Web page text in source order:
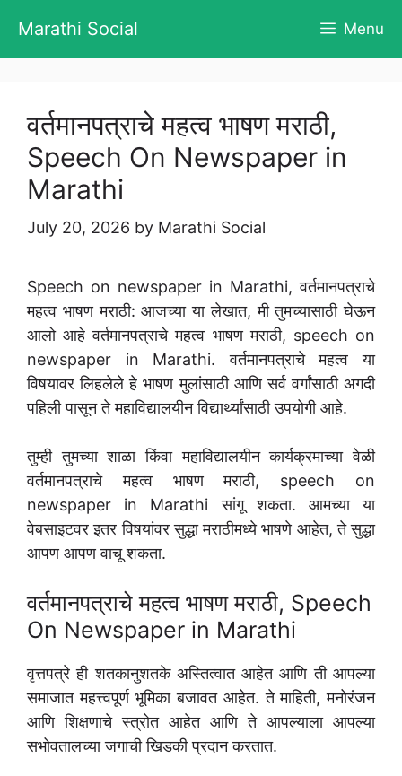
content
Marathi Social Menu
वर्तमानपत्राचे महत्व भाषण मराठी,
Speech On Newspaper in
Marathi
July 20, 2026 by Marathi Social
Speech on newspaper in Marathi, वर्तमानपत्राचे
महत्व भाषण मराठी: आजच्या या लेखात, मी तुमच्यासाठी घेऊन
आलो आहे वर्तमानपत्राचे महत्व भाषण मराठी, speech on
newspaper in Marathi. वर्तमानपत्राचे महत्व या
विषयावर लिहलेले हे भाषण मुलांसाठी आणि सर्व वर्गांसाठी अगदी
पहिली पासून ते महाविद्यालयीन विद्यार्थ्यांसाठी उपयोगी आहे.
तुम्ही तुमच्या शाळा किंवा महाविद्यालयीन कार्यक्रमाच्या वेळी
वर्तमानपत्राचे महत्व भाषण मराठी, speech on
newspaper in Marathi सांगू शकता. आमच्या या
वेबसाइटवर इतर विषयांवर सुद्धा मराठीमध्ये भाषणे आहेत, ते सुद्धा
आपण आपण वाचू शकता.
वर्तमानपत्राचे महत्व भाषण मराठी, Speech
On Newspaper in Marathi
वृत्तपत्रे ही शतकानुशतके अस्तित्वात आहेत आणि ती आपल्या
समाजात महत्त्वपूर्ण भूमिका बजावत आहेत. ते माहिती, मनोरंजन
आणि शिक्षणाचे स्त्रोत आहेत आणि ते आपल्याला आपल्या
सभोवतालच्या जगाची खिडकी प्रदान करतात.